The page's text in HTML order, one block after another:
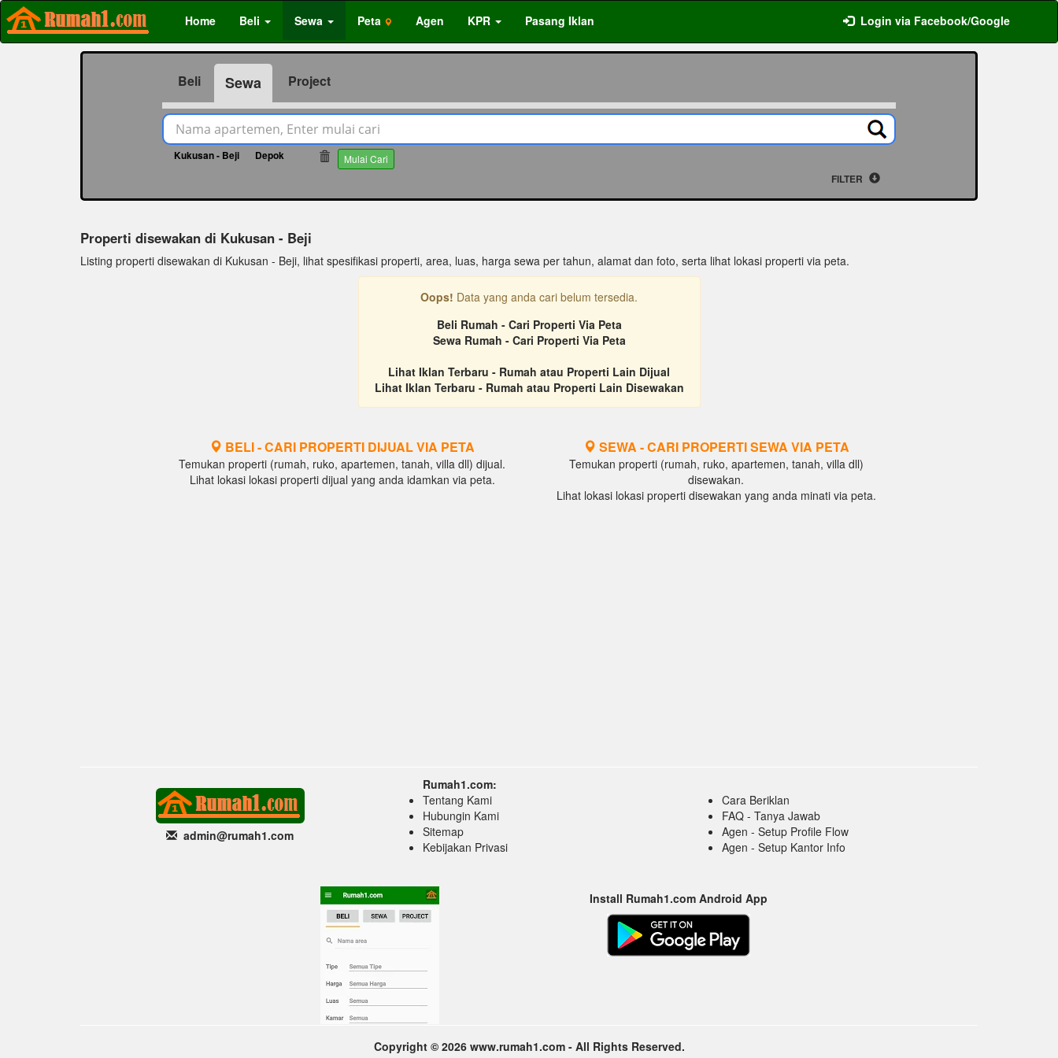
Home Beli Sewa Peta Agen KPR Pasang Iklan Login via Facebook/Google
Beli Sewa Project
Kukusan - Beji Depok Mulai Cari
FILTER
Properti disewakan di Kukusan - Beji
Listing properti disewakan di Kukusan - Beji, lihat spesifikasi properti, area, luas, harga sewa per tahun, alamat dan foto, serta lihat lokasi properti via peta.
Oops! Data yang anda cari belum tersedia.
Beli Rumah - Cari Properti Via Peta
Sewa Rumah - Cari Properti Via Peta
Lihat Iklan Terbaru - Rumah atau Properti Lain Dijual
Lihat Iklan Terbaru - Rumah atau Properti Lain Disewakan
BELI - CARI PROPERTI DIJUAL VIA PETA
Temukan properti (rumah, ruko, apartemen, tanah, villa dll) dijual.
Lihat lokasi lokasi properti dijual yang anda idamkan via peta.
SEWA - CARI PROPERTI SEWA VIA PETA
Temukan properti (rumah, ruko, apartemen, tanah, villa dll)
disewakan.
Lihat lokasi lokasi properti disewakan yang anda minati via peta.
admin@rumah1.com
Rumah1.com:
Tentang Kami
Hubungin Kami
Sitemap
Kebijakan Privasi
Cara Beriklan
FAQ - Tanya Jawab
Agen - Setup Profile Flow
Agen - Setup Kantor Info
Install Rumah1.com Android App
Copyright © 2026 www.rumah1.com - All Rights Reserved.